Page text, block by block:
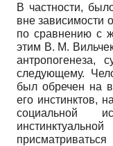
В частности,
вне зависимости
по сравнению с
этим В. М.
антропогенеза,
следующему.
был обречен на
его инстинктов,
социальной